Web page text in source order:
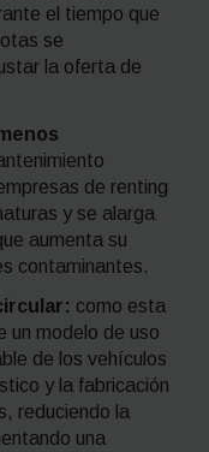
el tiempo que
se
la oferta de
de renting
y se alarga
aumenta su
contaminantes.
como esta
un modelo de uso
de los vehículos
y la fabricación
reduciendo la
una